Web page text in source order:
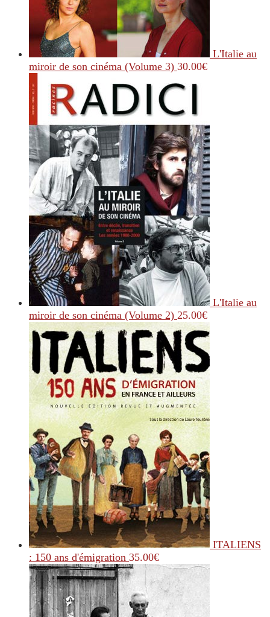
L'Italie au
miroir de son cinéma (Volume 3) 30.00€
L'Italie au
miroir de son cinéma (Volume 2) 25.00€
ITALIENS
: 150 ans d'émigration 35.00€